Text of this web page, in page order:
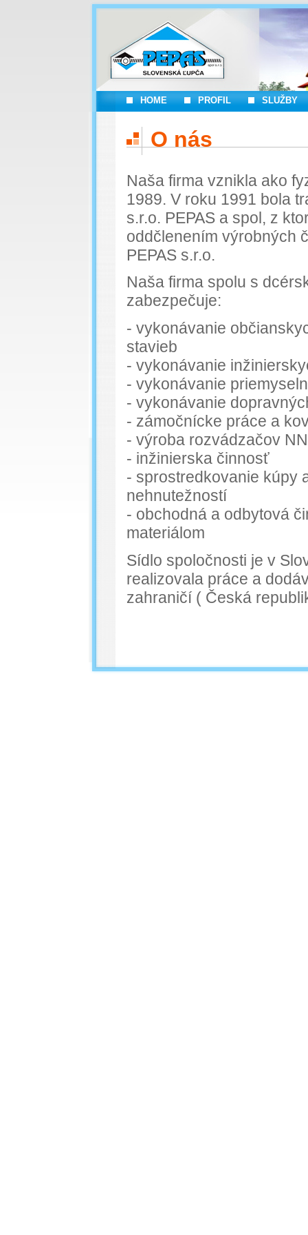
HOME PROFIL SLUŽBY
O nás
Naša firma vznikla ako
1989. V roku 1991 bola
s.r.o. PEPAS a spol, z
oddčlenením výrobných
PEPAS s.r.o.
Naša firma spolu s
zabezpečuje:
- vykonávanie
stavieb
- vykonávanie
- vykonávanie
- vykonávanie
- zámočnícke práce a
- výroba rozvádzačov NN
- inžinierska činnosť
- sprostredkovanie kúpy
nehnutežností
- obchodná a odbytová
materiálom
Sídlo spoločnosti je v
realizovala práce a
zahraničí ( Česká